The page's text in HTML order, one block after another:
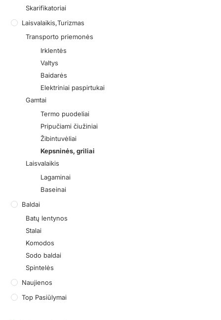
Skarifikatoriai
Laisvalaikis,turizmas
Transporto priemonės
Irklentės
Valtys
Baidarės
Elektriniai paspirtukai
Gamtai
Termo puodeliai
Pripučiami čiužiniai
Žibintuvėliai
Kepsninės, griliai
Laisvalaikis
Lagaminai
Baseinai
Baldai
Batų lentynos
Stalai
Komodos
Sodo baldai
Spintelės
Naujienos
Top Pasiūlymai